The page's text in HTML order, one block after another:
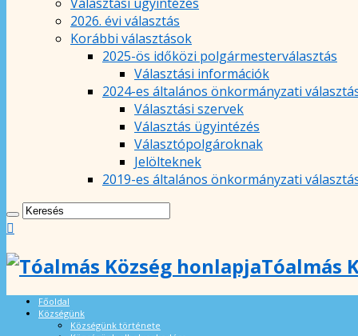
2026. évi választás
Korábbi választások
2025-ös időközi polgármesterválasztás
Választási információk
2024-es általános önkormányzati
Választási szervek
Választás ügyintézés
Választópolgároknak
Jelölteknek
2019-es általános önkormányzati
Tóalmás
Főoldal
Községünk
Községünk története